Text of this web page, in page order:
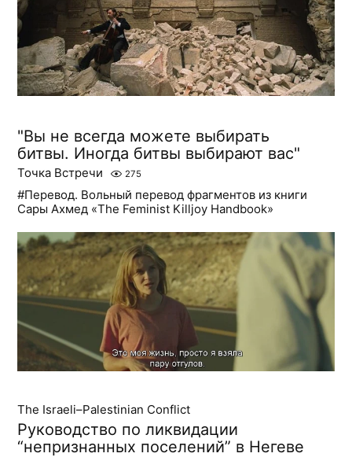
"Вы не всегда можете выбирать
битвы. Иногда битвы выбирают вас"
Точка Встречи 275
#Перевод. Вольный перевод фрагментов из книги
Сары Ахмед «The Feminist Killjoy Handbook»
The Israeli–Palestinian Conflict
Руководство по ликвидации
“непризнанных поселений” в Негеве